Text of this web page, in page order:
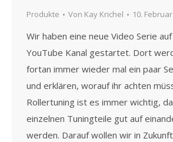
Produkte Von Kay Krichel 10.
Wir haben eine neue Video Serie
YouTube Kanal gestartet. Dort
fortan immer wieder mal ein paar
und erklären, worauf ihr achten
Rollertuning ist es immer wichtig,
einzelnen Tuningteile gut auf
werden. Darauf wollen wir in